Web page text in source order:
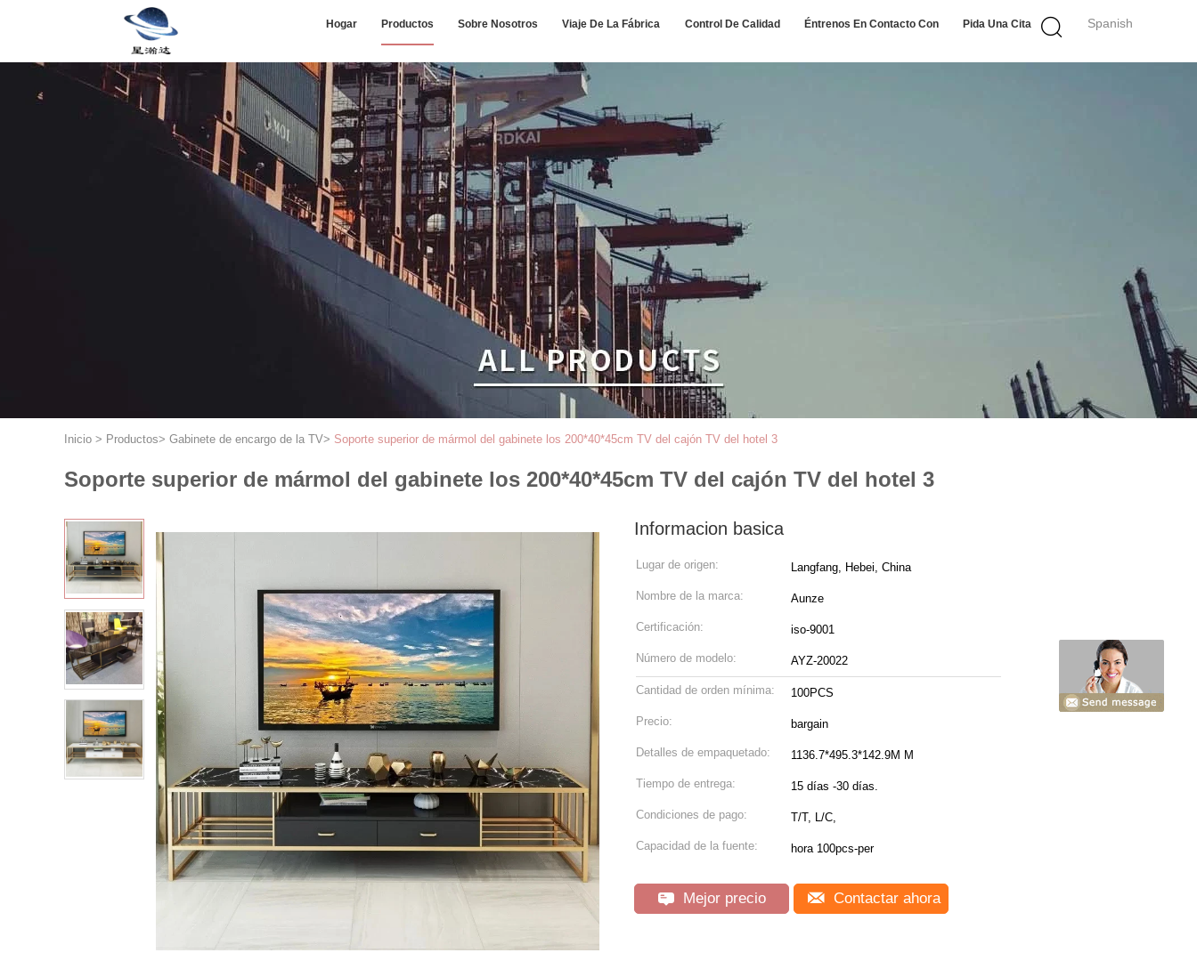
Spanish
Hogar Productos Sobre Nosotros Viaje De La Fábrica Control De Calidad Éntrenos En Contacto Con Pida Una Cita
Inicio > Productos> Gabinete de encargo de la TV> Soporte superior de mármol del gabinete los 200*40*45cm TV del cajón TV del hotel 3
Soporte superior de mármol del gabinete los 200*40*45cm TV del cajón TV del hotel 3
Informacion basica
Lugar de origen: Langfang, Hebei, China
Nombre de la marca: Aunze
Certificación: iso-9001
Número de modelo: AYZ-20022
Cantidad de orden mínima: 100PCS
Precio: bargain
Detalles de empaquetado: 1136.7*495.3*142.9M M
Tiempo de entrega: 15 días -30 días.
Condiciones de pago: T/T, L/C,
Capacidad de la fuente: hora 100pcs-per
Mejor precio Contactar ahora